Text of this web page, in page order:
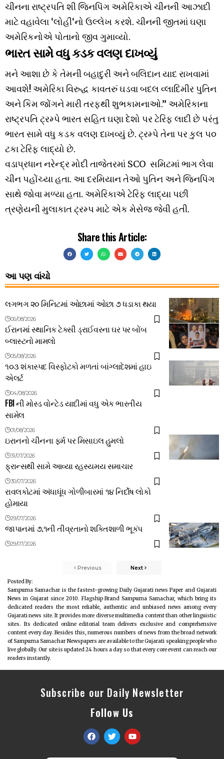
ચીનના રાષ્ટ્રપતિ શી જિનપિંગ અમેરિકાએ ચીનની આઝાદી
માટે વહાવેલા ‘લોહી‘નો ઉલ્લેખ કરશે. ચીનની જીતમાં ઘણા
અમેરિકનોએ પોતાનો જીવ ગુમાવ્યો.
ભારત સામે વધુ કડક વલણ દાખવ્યું
મને આશા છે કે તેમની બહાદુરી અને બલિદાન યાદ રાખવામાં
આવશે! અમેરિકા વિરુદ્ધ કાવતરું ઘડવા બદલ વ્લાદિમીર પુતિન
અને કિમ જોંગને મારી તરફથી શુભકામનાઓ.” અમેરિકાના
રાષ્ટ્રપતિ ટ્રમ્પે ભારત સહિત ઘણા દેશો પર ટેરિફ લાદી છે પરંતુ
ભારત સામે વધુ કડક વલણ દાખવ્યું છે. ટ્રમ્પે તેના પર કુલ ૫૦
ટકા ટેરિફ લાદ્યો છે.
વડાપ્રધાન નરેન્દ્ર મોદી તાજેતરમાં SCO સમિટમાં ભાગ લેવા
ચીન પહોંચ્યા હતા. આ દરમિયાન તેઓ પુતિન અને જિનપિંગ
સાથે જોવા મળ્યા હતા. અમેરિકાએ ટેરિફ લાદ્યા પછી
ત્રણેયની મુલાકાત ટ્રમ્પ માટે એક મેસેજ જેવી હતી.
Share this Article:
આ પણ વાંચો
લગભગ ૨૦ મિનિટમાં ઓછામાં ઓછા ૭ ધડાકા થયા
06/08/2026
ઈરાનમાં સ્થાનિક ટેક્સી ડ્રાઈવરના ઘર પર બોંબ
બ્લાસ્ટનો મામલો
05/08/2026
૧૦૩ શંકાસ્પદ વિસ્ફોટકો મળતાં બાંગ્લાદેશમાં હાઇ
એલર્ટ
04/08/2026
FBI ની મોસ્ડ વોન્ટેડ યાદીમાં વધુ એક ભારતીય
સામેલ
01/08/2026
ઇરાનનો ચીનના ફર્મ પર મિસાઇલ હુમલો
31/07/2026
ફ્રાન્સથી સામે આવ્યા રહસ્યમય સમાચાર
30/07/2026
રાવલકોટમાં અંધાધૂંધ ગોળીબારમાં ૧૪ નિર્દોષ લોકો
હોમાયા
29/07/2026
જાપાનમાં ૭.૧ની તીવ્રતાનો શક્તિશાળી ભૂકંપ
29/07/2026
Previous Next
Posted By:
Sampurna Samachar is the fastest-growing Daily Gujarati news Paper and Gujarati
News in Gujarat since 2010. Flagship Brand Sampurna Samachar, which bring its
dedicated readers the most reliable, authentic and unbiased news among every
Gujarati news site. It provides more diverse multimedia content than other linguistic
sites. Its dedicated online editorial team delivers exclusive and comprehensive
content every day. Besides this, numerous numbers of news from the broad network
of Sampurna Samachar Newspapers are available to the Gujarati speaking people who
live globally. Our site is updated 24 hours a day so that every core event can reach our
readers instantly.
Subscribe our Daily Newsletter
Follow Us